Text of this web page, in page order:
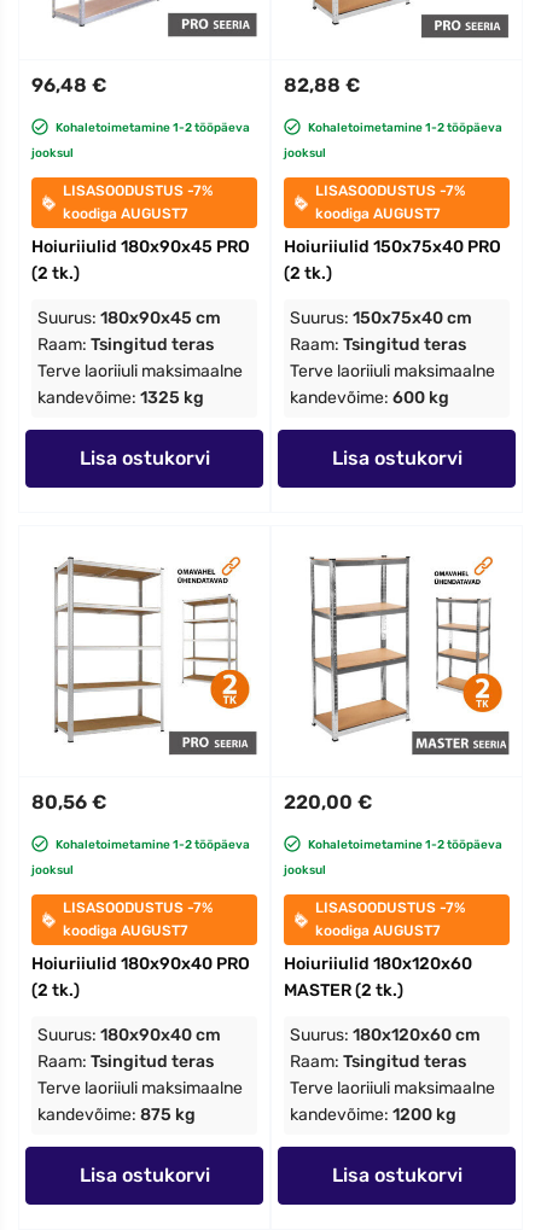
96,48 €
Kohaletoimetamine 1-2 tööpäeva
jooksul
LISASOODUSTUS -7%
koodiga AUGUST7
Hoiuriiulid 180x90x45 PRO
(2 tk.)
Suurus: 180x90x45 cm
Raam: Tsingitud teras
Terve laoriiuli maksimaalne
kandevõime: 1325 kg
Lisa ostukorvi
82,88 €
Kohaletoimetamine 1-2 tööpäeva
jooksul
LISASOODUSTUS -7%
koodiga AUGUST7
Hoiuriiulid 150x75x40 PRO
(2 tk.)
Suurus: 150x75x40 cm
Raam: Tsingitud teras
Terve laoriiuli maksimaalne
kandevõime: 600 kg
Lisa ostukorvi
80,56 €
Kohaletoimetamine 1-2 tööpäeva
jooksul
LISASOODUSTUS -7%
koodiga AUGUST7
Hoiuriiulid 180x90x40 PRO
(2 tk.)
Suurus: 180x90x40 cm
Raam: Tsingitud teras
Terve laoriiuli maksimaalne
kandevõime: 875 kg
Lisa ostukorvi
220,00 €
Kohaletoimetamine 1-2 tööpäeva
jooksul
LISASOODUSTUS -7%
koodiga AUGUST7
Hoiuriiulid 180x120x60
MASTER (2 tk.)
Suurus: 180x120x60 cm
Raam: Tsingitud teras
Terve laoriiuli maksimaalne
kandevõime: 1200 kg
Lisa ostukorvi